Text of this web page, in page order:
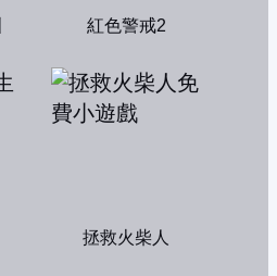
紅色警戒2
拯救火柴人